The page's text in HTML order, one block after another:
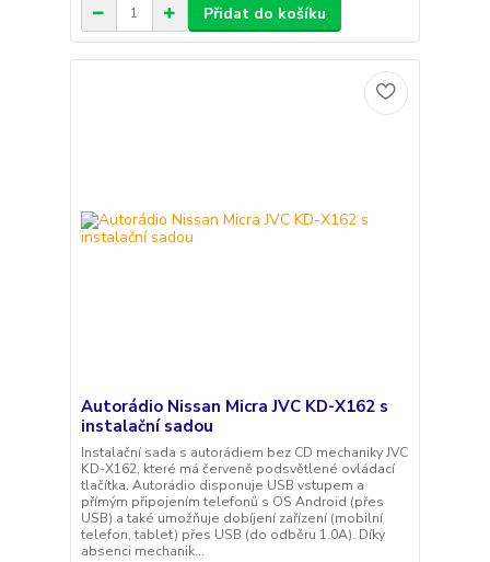
Přidat do košíku
Autorádio Nissan Micra JVC KD-X162 s
instalační sadou
Instalační sada s autorádiem bez CD mechaniky JVC
KD-X162, které má červeně podsvětlené ovládací
tlačítka. Autorádio disponuje USB vstupem a
přímým připojením telefonů s OS Android (přes
USB) a také umožňuje dobíjení zařízení (mobilní
telefon, tablet) přes USB (do odběru 1.0A). Díky
absenci mechanik...